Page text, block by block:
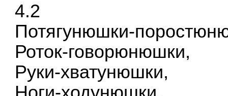
4.2
Потягунюшки-
Роток-говорюнюшки,
Руки-хватунюшки,